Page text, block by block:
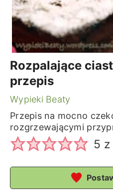
Rozpalające
przepis
Wypieki Beaty
Przepis na mocno
rozgrzewającymi
5 z